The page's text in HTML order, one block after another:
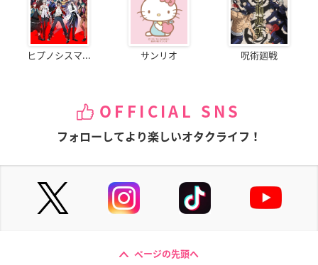
ヒプノシスマ... サンリオ 呪術廻戦
OFFICIAL SNS
フォローしてより楽しいオタクライフ！
ページの先頭へ